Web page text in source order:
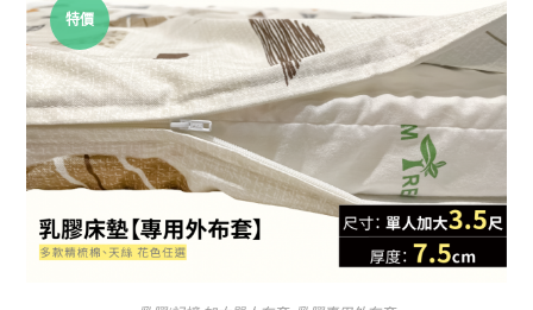
特價